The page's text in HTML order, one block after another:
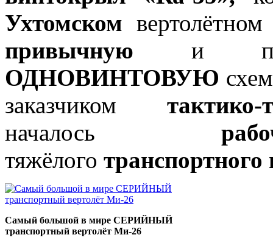
Ухтомском
привычную и
ОДНОВИНТОВУЮ
заказчиком тактико-
началось
тяжёлого
Самый большой в мире СЕРИЙНЫЙ
транспортный вертолёт Mи-26